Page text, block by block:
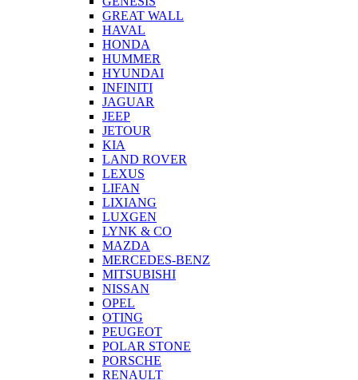
GREAT WALL
HAVAL
HONDA
HUMMER
HYUNDAI
INFINITI
JAGUAR
JEEP
JETOUR
KIA
LAND ROVER
LEXUS
LIFAN
LIXIANG
LUXGEN
LYNK & CO
MAZDA
MERCEDES-BENZ
MITSUBISHI
NISSAN
OPEL
OTING
PEUGEOT
POLAR STONE
PORSCHE
RENAULT